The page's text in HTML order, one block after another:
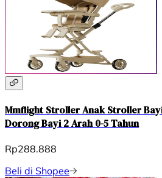
Mmflight Stroller Anak Stroller
Dorong Bayi 2 Arah 0-5 Tahun
Rp288.888
Beli di Shopee